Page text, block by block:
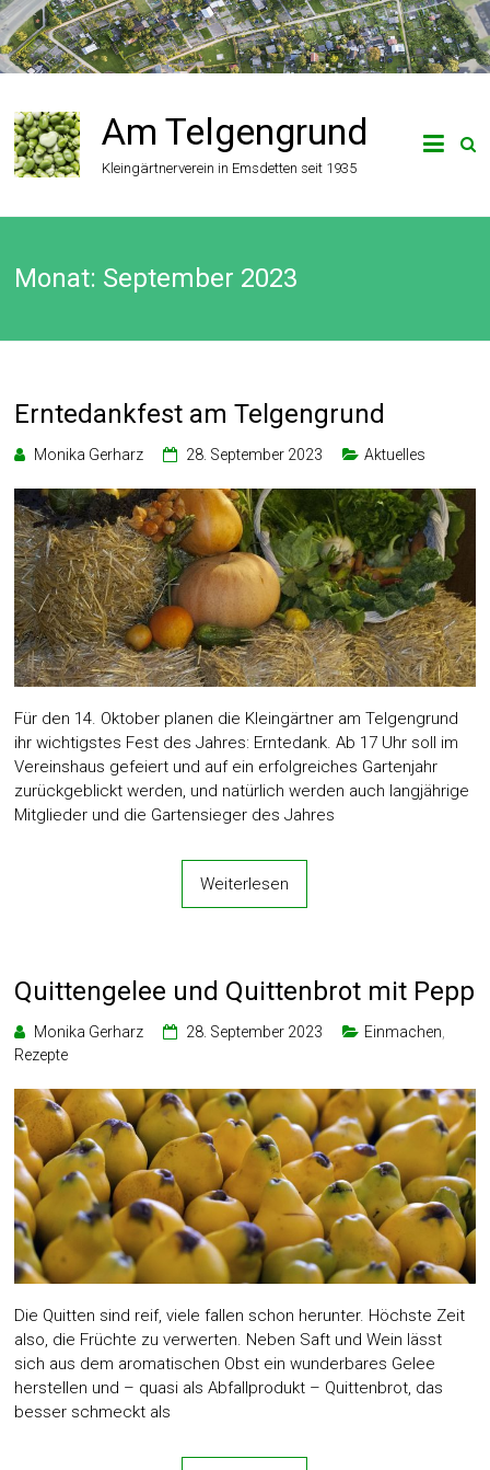
Zum
Inhalt
springen
Am Telgengrund
Kleingärtnerverein in Emsdetten seit 1935
Monat: September 2023
Erntedankfest am Telgengrund
Monika Gerharz 28. September 2023 Aktuelles
Für den 14. Oktober planen die Kleingärtner am Telgengrund
ihr wichtigstes Fest des Jahres: Erntedank. Ab 17 Uhr soll im
Vereinshaus gefeiert und auf ein erfolgreiches Gartenjahr
zurückgeblickt werden, und natürlich werden auch langjährige
Mitglieder und die Gartensieger des Jahres
Weiterlesen
Quittengelee und Quittenbrot mit Pepp
Monika Gerharz 28. September 2023 Einmachen,
Rezepte
Die Quitten sind reif, viele fallen schon herunter. Höchste Zeit
also, die Früchte zu verwerten. Neben Saft und Wein lässt
sich aus dem aromatischen Obst ein wunderbares Gelee
herstellen und – quasi als Abfallprodukt – Quittenbrot, das
besser schmeckt als